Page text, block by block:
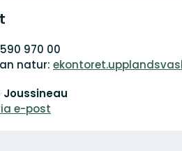
970 00
natur:
Joussineau
e-post